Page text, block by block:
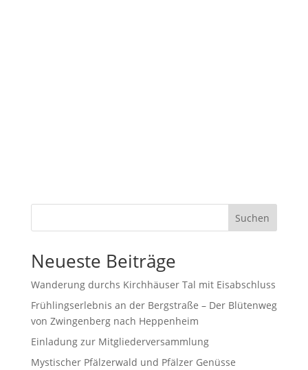
Suchen
Neueste Beiträge
Wanderung durchs Kirchhäuser Tal mit Eisabschluss
Frühlingserlebnis an der Bergstraße – Der Blütenweg
von Zwingenberg nach Heppenheim
Einladung zur Mitgliederversammlung
Mystischer Pfälzerwald und Pfälzer Genüsse